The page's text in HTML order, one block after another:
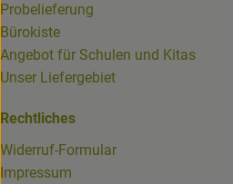
Probelieferung
Bürokiste
Angebot für Schulen und Kitas
Unser Liefergebiet
Rechtliches
Widerruf-Formular
Impressum